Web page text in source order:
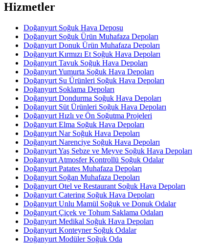
Hizmetler
Doğanyurt Soğuk Hava Deposu
Doğanyurt Soğuk Ürün Muhafaza Depoları
Doğanyurt Donuk Ürün Muhafaza Depoları
Doğanyurt Kırmızı Et Soğuk Hava Depoları
Doğanyurt Tavuk Soğuk Hava Depoları
Doğanyurt Yumurta Soğuk Hava Depoları
Doğanyurt Su Ürünleri Soğuk Hava Depoları
Doğanyurt Şoklama Depoları
Doğanyurt Dondurma Soğuk Hava Depoları
Doğanyurt Süt Ürünleri Soğuk Hava Depoları
Doğanyurt Hızlı ve Ön Soğutma Projeleri
Doğanyurt Elma Soğuk Hava Depoları
Doğanyurt Nar Soğuk Hava Depoları
Doğanyurt Narenciye Soğuk Hava Depoları
Doğanyurt Yaş Sebze ve Meyve Soğuk Hava Depoları
Doğanyurt Atmosfer Kontrollü Soğuk Odalar
Doğanyurt Patates Muhafaza Depoları
Doğanyurt Soğan Muhafaza Depoları
Doğanyurt Otel ve Restaurant Soğuk Hava Depoları
Doğanyurt Catering Soğuk Hava Depoları
Doğanyurt Unlu Mamül Soğuk ve Donuk Odalar
Doğanyurt Çiçek ve Tohum Saklama Odaları
Doğanyurt Medikal Soğuk Hava Depoları
Doğanyurt Konteyner Soğuk Odalar
Doğanyurt Modüler Soğuk Oda